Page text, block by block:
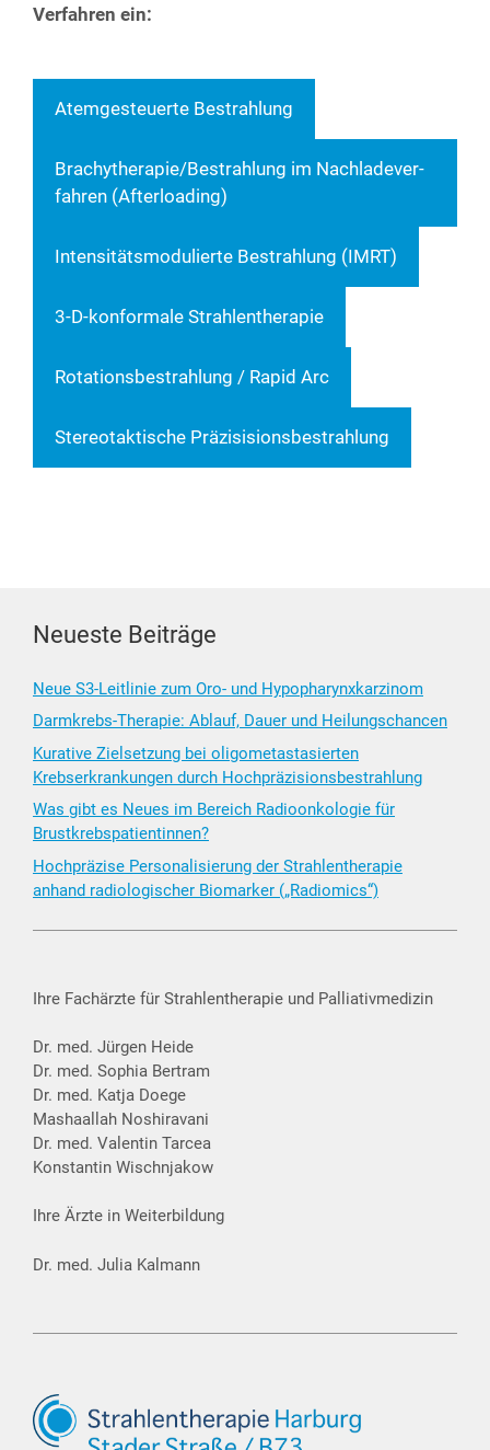
Ver­fah­ren ein:
Atem­ge­steu­er­te Bestrahlung
Brachytherapie/Bestrahlung im Nach­la­de­ver­
fah­ren (After­loa­ding)
Inten­si­täts­mo­du­lier­te Bestrah­lung (IMRT)
3-D-kon­for­ma­le Strahlentherapie
Rota­ti­ons­be­strah­lung / Rapid Arc
Ste­reo­tak­ti­sche Präzisisionsbestrahlung
Neueste Beiträge
Neue S3-Leitlinie zum Oro- und Hypopharynxkarzinom
Darmkrebs-Therapie: Ablauf, Dauer und Heilungschancen
Kurative Zielsetzung bei oligometastasierten
Krebserkrankungen durch Hochpräzisionsbestrahlung
Was gibt es Neues im Bereich Radioonkologie für
Brustkrebspatientinnen?
Hochpräzise Personalisierung der Strahlentherapie
anhand radiologischer Biomarker („Radiomics“)
Ihre Fachärzte für Strahlentherapie und Palliativmedizin
Dr. med. Jürgen Heide
Dr. med. Sophia Bertram
Dr. med. Katja Doege
Mashaallah Noshiravani
Dr. med. Valentin Tarcea
Konstantin Wischnjakow
Ihre Ärzte in Weiterbildung
Dr. med. Julia Kalmann